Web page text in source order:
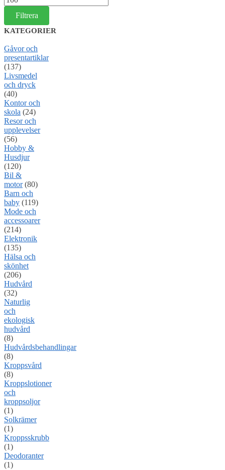
pris
Filtrera
KATEGORIER
Gåvor och
presentartiklar
(137)
Livsmedel
och dryck
(40)
Kontor och
skola (24)
Resor och
upplevelser
(56)
Hobby &
Husdjur
(120)
Bil &
motor (80)
Barn och
baby (119)
Mode och
accessoarer
(214)
Elektronik
(135)
Hälsa och
skönhet
(206)
Hudvård
(32)
Naturlig
och
ekologisk
hudvård
(8)
Hudvårdsbehandlingar
(8)
Kroppsvård
(8)
Kroppslotioner
och
kroppsoljor
(1)
Solkrämer
(1)
Kroppsskrubb
(1)
Deodoranter
(1)